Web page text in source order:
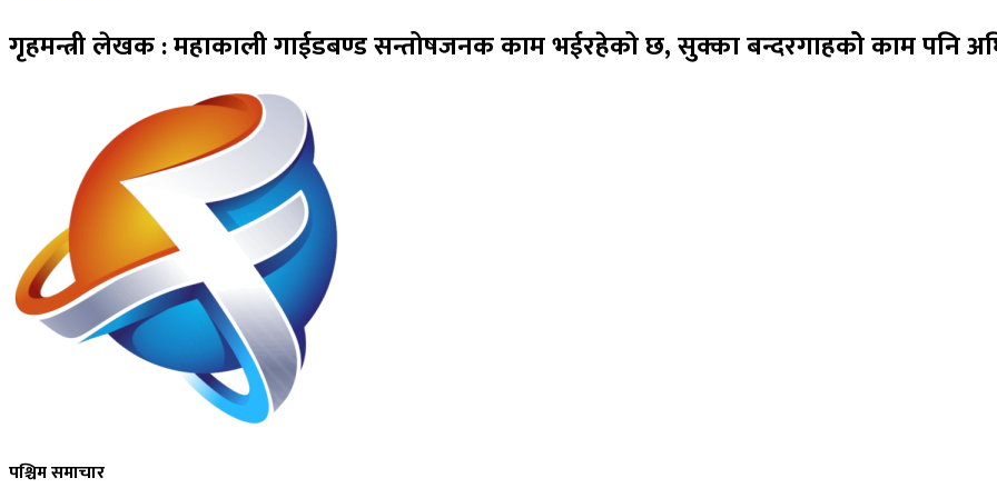
गृहमन्त्री लेखक : महाकाली गाईडबण्ड सन्तोषजनक काम भईरहेको छ, सुक्का बन्दरगाहकोे काम पनि
पश्चिम समाचार